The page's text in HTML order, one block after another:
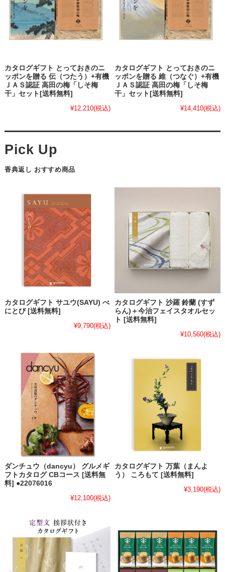
カタログギフト とっておきのニ
ッポンを贈る 伝（つたう）+有機
ＪＡＳ認証 高田の梅「しそ梅
干」セット[送料無料]
¥12,210(税込)
カタログギフト とっておきのニ
ッポンを贈る 維（つなぐ）+有機
ＪＡＳ認証 高田の梅「しそ梅
干」セット[送料無料]
¥14,410(税込)
香典返し おすすめ商品
カタログギフト サユウ(SAYU) べ
にとび [送料無料]
¥9,790(税込)
カタログギフト 沙羅 鈴蘭 (すず
らん)＋今治フェイスタオルセッ
ト [送料無料]
¥10,560(税込)
ダンチュウ（dancyu） グルメギ
フトカタログ CBコース [送料無
料] ●22076016
¥12,100(税込)
カタログギフト 万葉（まんよ
う） ころもて [送料無料]
¥3,190(税込)